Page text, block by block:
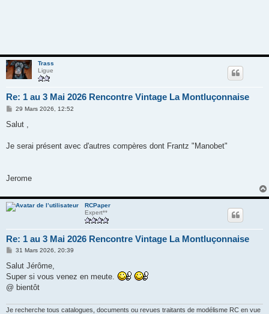
Trass
Ligue
Re: 1 au 3 Mai 2026 Rencontre Vintage La Montluçonnaise
M
s
g
29 Mars 2026, 12:52
Salut ,
Je serai présent avec d'autres compères dont Frantz "Manobet"
Jerome
RCPaper
Expert**
Re: 1 au 3 Mai 2026 Rencontre Vintage La Montluçonnaise
M
s
a
g
31 Mars 2026, 20:39
Salut Jérôme,
Super si vous venez en meute.
@ bientôt
Je recherche tous catalogues, documents ou revues traitants de modélisme RC en vue